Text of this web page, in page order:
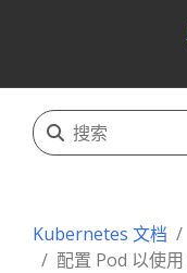
Kubernetes 文档
配置 Pod 以使